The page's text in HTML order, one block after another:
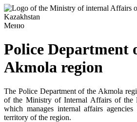
Меню
Police Department
Akmola region
The Police Department of the Akmola
of the Ministry of Internal Affairs of the
which manages internal affairs
territory of the region.